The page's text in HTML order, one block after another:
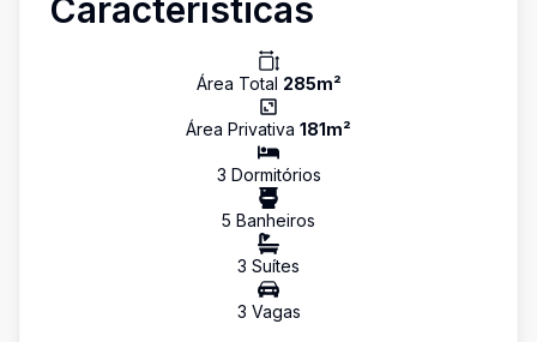
Características
Área Total 285m²
Área Privativa 181m²
3 Dormitórios
5 Banheiros
3 Suítes
3 Vagas